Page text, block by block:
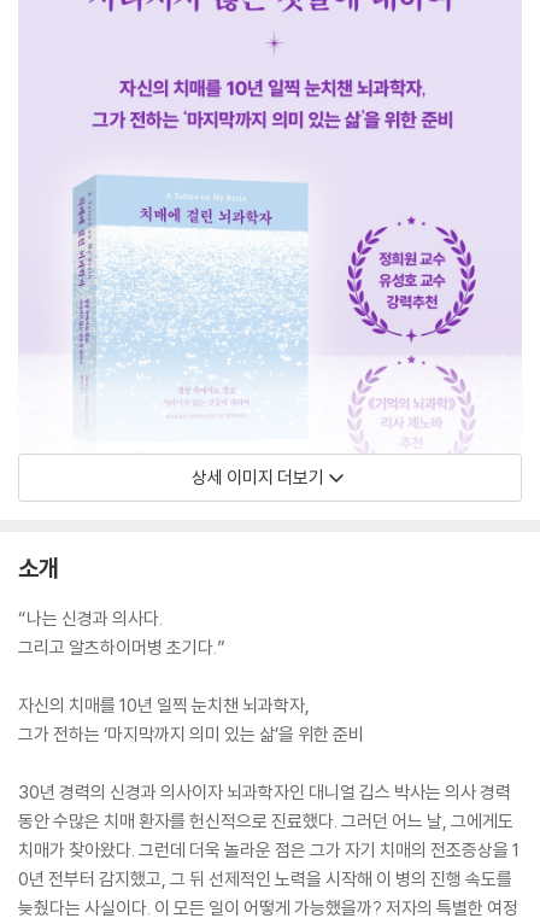
상세 이미지 더보기
소개
“나는 신경과 의사다.
그리고 알츠하이머병 초기다.”
자신의 치매를 10년 일찍 눈치챈 뇌과학자,
그가 전하는 ‘마지막까지 의미 있는 삶’을 위한 준비
30년 경력의 신경과 의사이자 뇌과학자인 대니얼 깁스 박사는 의사 경력
동안 수많은 치매 환자를 헌신적으로 진료했다. 그러던 어느 날, 그에게도
치매가 찾아왔다. 그런데 더욱 놀라운 점은 그가 자기 치매의 전조증상을 1
0년 전부터 감지했고, 그 뒤 선제적인 노력을 시작해 이 병의 진행 속도를
늦췄다는 사실이다. 이 모든 일이 어떻게 가능했을까? 저자의 특별한 여정